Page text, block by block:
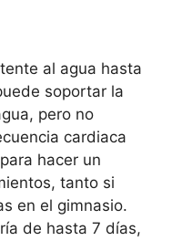
al agua hasta
soportar la
pero no
cardiaca
hacer un
tanto si
en el gimnasio.
de hasta 7 días,